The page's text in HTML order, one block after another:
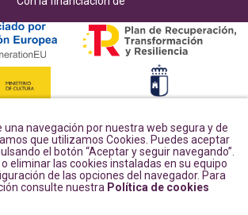
una navegación por nuestra web segura y de
que utilizamos Cookies. Puedes aceptar
el botón “Aceptar y seguir navegando”.
eliminar las cookies instaladas en su equipo
de las opciones del navegador. Para
consulte nuestra Política de cookies